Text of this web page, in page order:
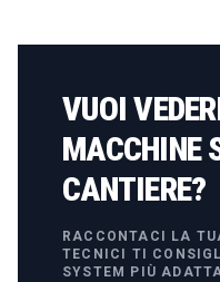
VUOI
MACCHINE
CANTIERE?
RACCONTACI LA
TECNICI TI
SYSTEM PIÙ